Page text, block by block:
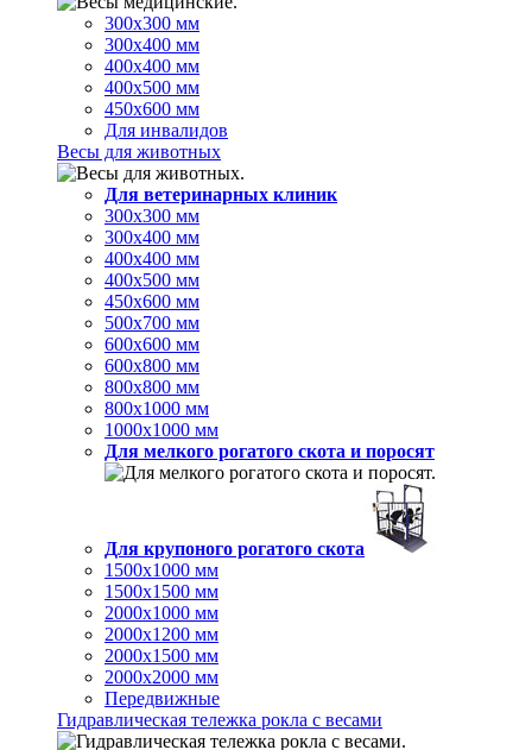
300х300 мм
300х400 мм
400х400 мм
400х500 мм
450х600 мм
Для инвалидов
Весы для животных
Для ветеринарных клиник
300х300 мм
300х400 мм
400х400 мм
400х500 мм
450х600 мм
500х700 мм
600х600 мм
600х800 мм
800х800 мм
800х1000 мм
1000х1000 мм
Для мелкого рогатого скота и поросят
Для крупоного рогатого скота
1500х1000 мм
1500х1500 мм
2000х1000 мм
2000х1200 мм
2000х1500 мм
2000х2000 мм
Передвижные
Гидравлическая тележка рокла с весами